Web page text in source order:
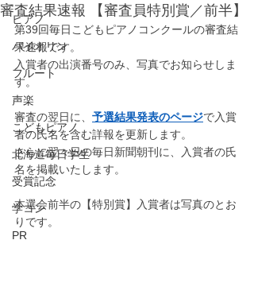
ピアノ
バイオリン
フルート
声楽
こどもピアノ
北海道毎日学生
受賞記念
学コン
PR
審査結果速報 【審査員特別賞／前半】
第39回毎日こどもピアノコンクールの審査結
果速報です。
入賞者の出演番号のみ、写真でお知らせしま
す。
審査の翌日に、 予選結果発表のページで入賞
者の氏名を含む詳報を更新します。
さらに翌々日の毎日新聞朝刊に、入賞者の氏
名を掲載いたします。
本選会前半の【特別賞】入賞者は写真のとお
りです。